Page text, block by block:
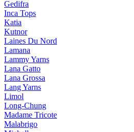
Gedifra
Inca Tops
Katia
Kutnor
Laines Du Nord
Lamana
Lammy Yarns
Lana Gatto
Lana Grossa
Lang Yarns
Limol
Long-Chung
Madame Tricote
Malabrigo